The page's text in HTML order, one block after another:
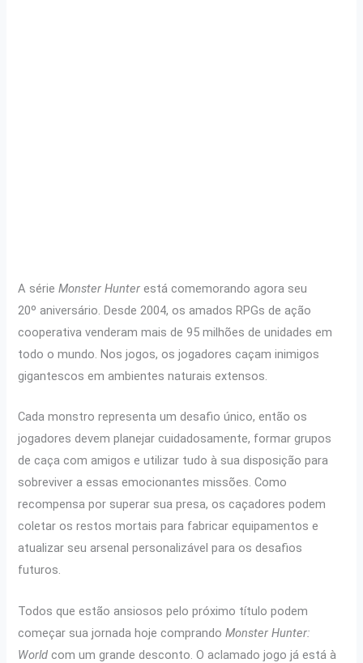
A sérieMonster Hunter está comemorando agora seu
20º aniversário. Desde 2004, os amados RPGs de ação
cooperativa venderam mais de 95 milhões de unidades em
todo o mundo. Nos jogos, os jogadores caçam inimigos
gigantescos em ambientes naturais extensos.
Cada monstro representa um desafio único, então os
jogadores devem planejar cuidadosamente, formar grupos
de caça com amigos e utilizar tudo à sua disposição para
sobreviver a essas emocionantes missões. Como
recompensa por superar sua presa, os caçadores podem
coletar os restos mortais para fabricar equipamentos e
atualizar seu arsenal personalizável para os desafios
futuros.
Todos que estão ansiosos pelo próximo título podem
começar sua jornada hoje comprandoMonster Hunter:
World com um grande desconto. O aclamado jogo já está à